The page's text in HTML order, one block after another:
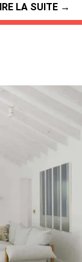
LA SUITE →